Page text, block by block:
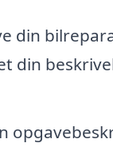
din
din